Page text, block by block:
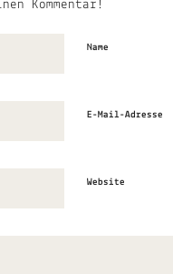
Kommentar!
Name
E-Mail-Adresse
Website